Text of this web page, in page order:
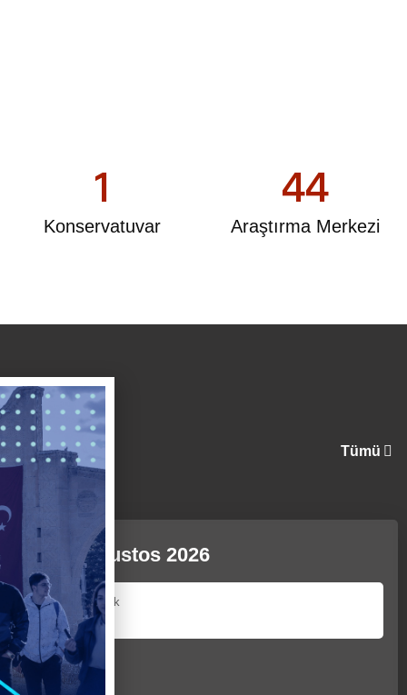
Konservatuvar
1
Araştırma Merkezi
44
Tümü
9 Ağustos 2026
Etkinlik
yok